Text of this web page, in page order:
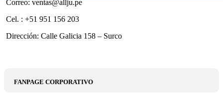
Correo: ventas@allju.pe
Cel. : +51 951 156 203
Dirección: Calle Galicia 158 – Surco
FANPAGE CORPORATIVO